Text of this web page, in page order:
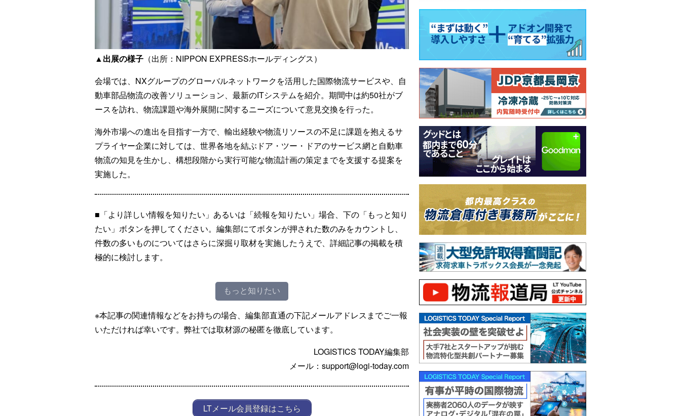
▲出展の様子 （出所：NIPPON EXPRESSホールディングス）
会場では、NXグループのグローバルネットワークを活用した国際物流サービスや、自
動車部品物流の改善ソリューション、最新のITシステムを紹介。期間中は約50社がブ
ースを訪れ、物流課題や海外展開に関するニーズについて意見交換を行った。
海外市場への進出を目指す一方で、輸出経験や物流リソースの不足に課題を抱えるサ
プライヤー企業に対しては、世界各地を結ぶドア・ツー・ドアのサービス網と自動車
物流の知見を生かし、構想段階から実行可能な物流計画の策定までを支援する提案を
実施した。
■「より詳しい情報を知りたい」あるいは「続報を知りたい」場合、下の「もっと知り
たい」ボタンを押してください。編集部にてボタンが押された数のみをカウントし、
件数の多いものについてはさらに深掘り取材を実施したうえで、詳細記事の掲載を積
極的に検討します。
もっと知りたい
※本記事の関連情報などをお持ちの場合、編集部直通の下記メールアドレスまでご一報
いただければ幸いです。弊社では取材源の秘匿を徹底しています。
LOGISTICS TODAY編集部
メール：support@logi-today.com
LTメール会員登録はこちら